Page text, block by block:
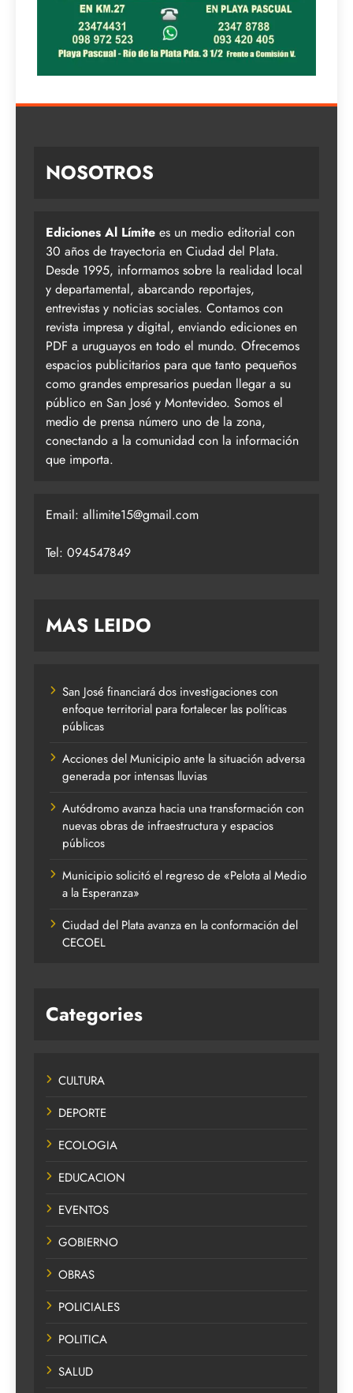
NOSOTROS
Ediciones Al Límite es un medio editorial con
30 años de trayectoria en Ciudad del Plata.
Desde 1995, informamos sobre la realidad local
y departamental, abarcando reportajes,
entrevistas y noticias sociales. Contamos con
revista impresa y digital, enviando ediciones en
PDF a uruguayos en todo el mundo. Ofrecemos
espacios publicitarios para que tanto pequeños
como grandes empresarios puedan llegar a su
público en San José y Montevideo. Somos el
medio de prensa número uno de la zona,
conectando a la comunidad con la información
que importa.
Email: allimite15@gmail.com
Tel: 094547849
MAS LEIDO
San José financiará dos investigaciones con
enfoque territorial para fortalecer las políticas
públicas
Acciones del Municipio ante la situación adversa
generada por intensas lluvias
Autódromo avanza hacia una transformación con
nuevas obras de infraestructura y espacios
públicos
Municipio solicitó el regreso de «Pelota al Medio
a la Esperanza»
Ciudad del Plata avanza en la conformación del
CECOEL
Categories
CULTURA
DEPORTE
ECOLOGIA
EDUCACION
EVENTOS
GOBIERNO
OBRAS
POLICIALES
POLITICA
SALUD